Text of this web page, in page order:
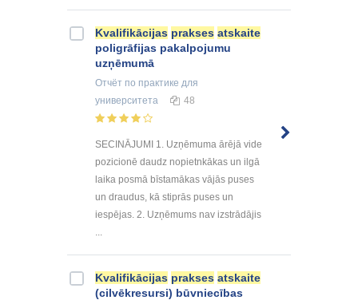
Kvalifikācijas prakses atskaite
poligrāfijas pakalpojumu
uzņēmumā
Отчёт по практике для
университета
48
SECINĀJUMI 1. Uzņēmuma ārējā vide
pozicionē daudz nopietnkākas un ilgā
laika posmā bīstamākas vājās puses
un draudus, kā stiprās puses un
iespējas. 2. Uzņēmums nav izstrādājis
Kvalifikācijas prakses atskaite
(cilvēkresursi) būvniecības